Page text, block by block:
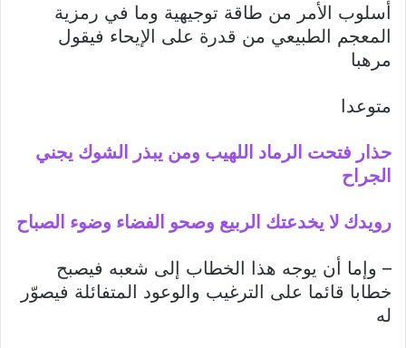
أسلوب الأمر من طاقة توجيهية وما في رمزية
المعجم الطبيعي من قدرة على الإيحاء فيقول
مرهبا
متوعدا
حذار فتحت الرماد اللهيب ومن يبذر الشوك يجني
الجراح
رويدك لا يخدعتك الربيع وصحو الفضاء وضوء الصباح
– وإما أن يوجه هذا الخطاب إلى شعبه فيصبح
خطابا قائما على الترغيب والوعود المتفائلة فيصوّر
له